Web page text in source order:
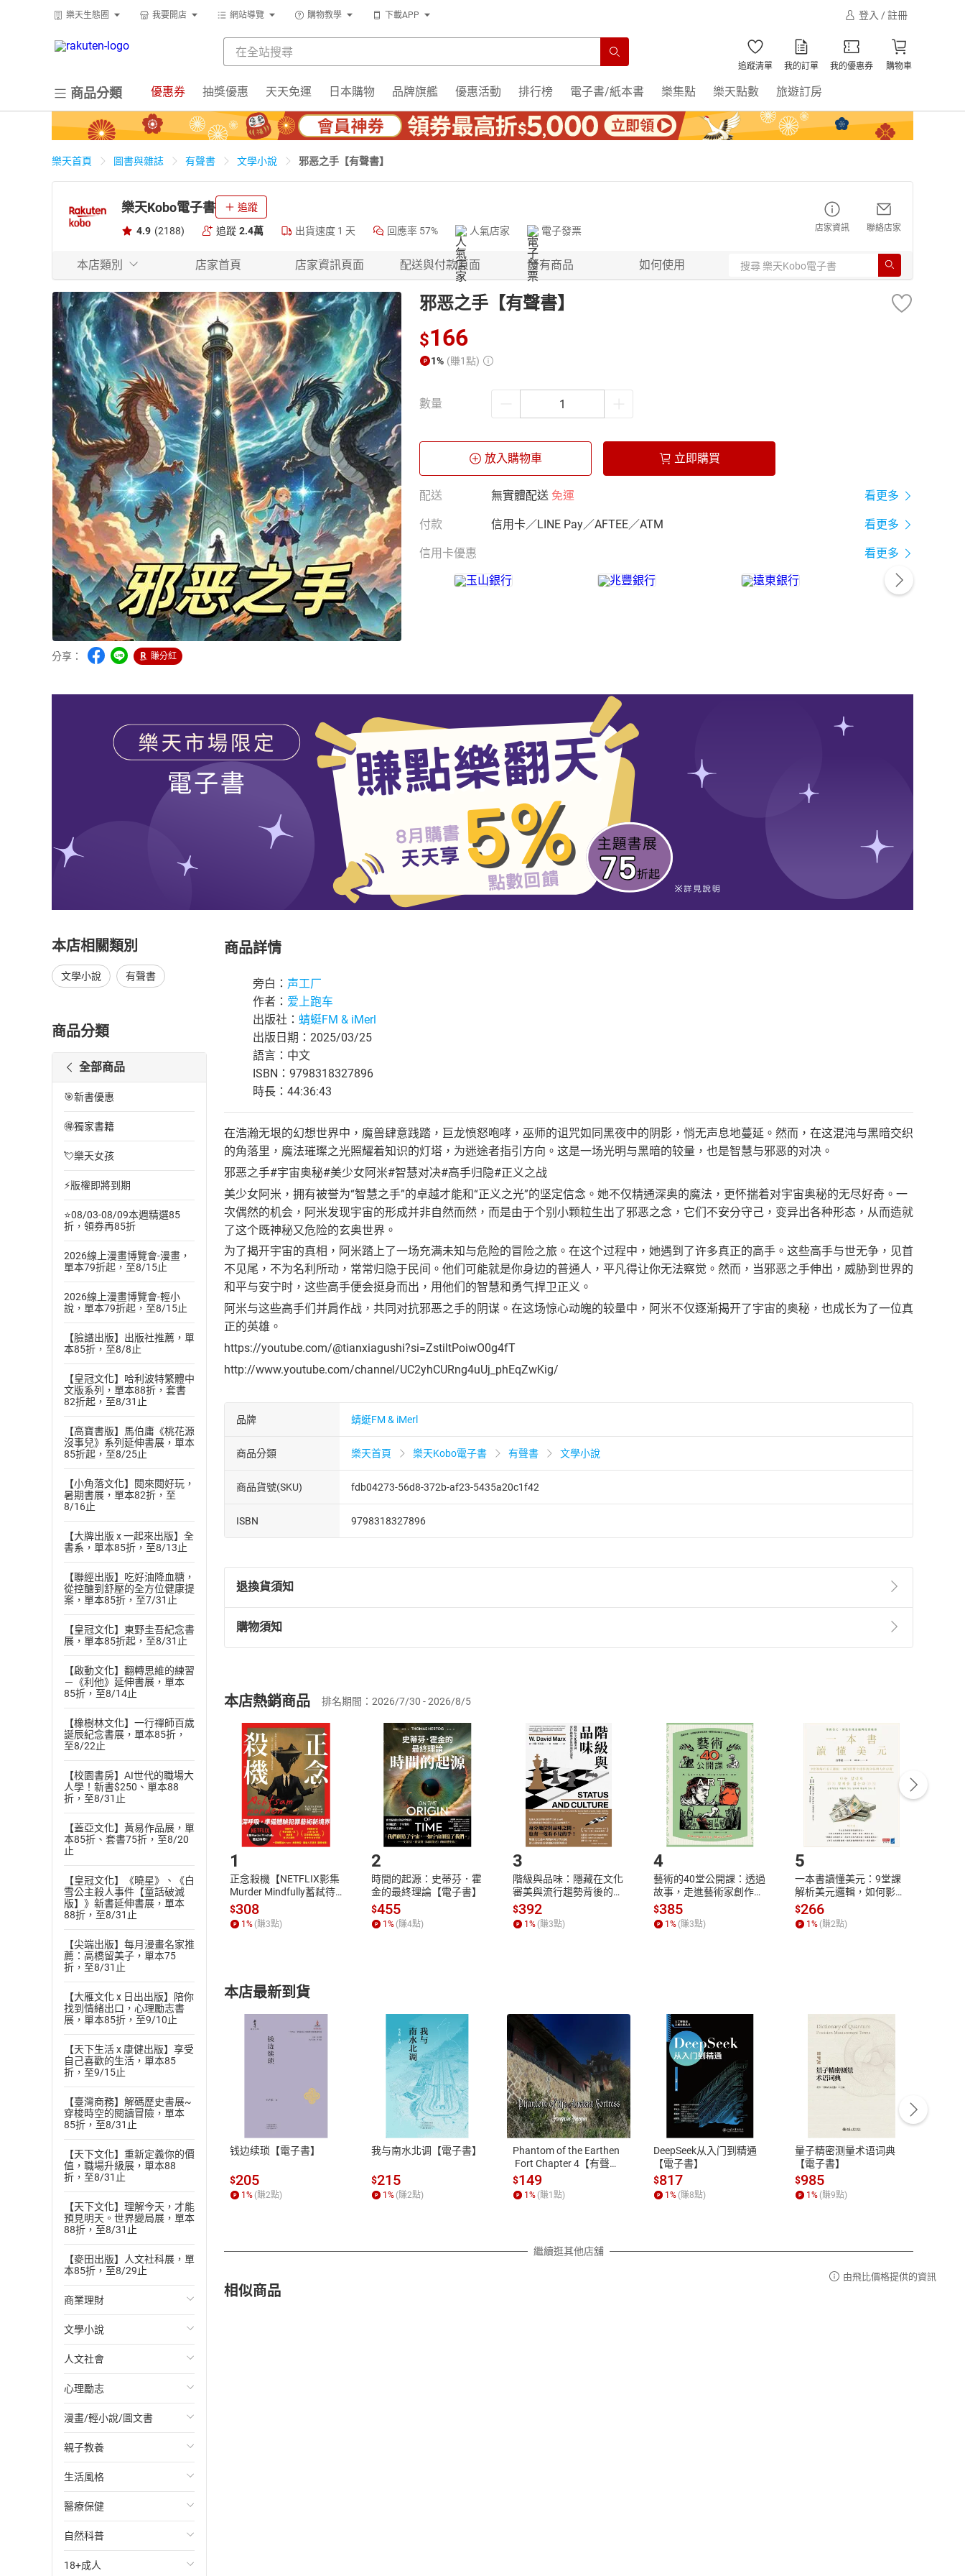
樂天生態圈 我要開店 網站導覽 購物教學 下載APP 登入 / 註冊
追蹤清單 我的訂單 我的優惠券 購物車
商品分類 優惠券 抽獎優惠 天天免運 日本購物 品牌旗艦 優惠活動 排行榜 電子書/紙本書 樂集點 樂天點數 旅遊訂房
樂天首頁 圖書與雜誌 有聲書 文學小說 邪恶之手【有聲書】
樂天Kobo電子書 追蹤
4.9 (2188) 追蹤 2.4萬 出貨速度 1 天 回應率 57% 人氣店家 電子發票 店家資訊 聯絡店家
本店類別 店家首頁 店家資訊頁面 配送與付款頁面 所有商品 如何使用
分享： 賺分紅
邪恶之手【有聲書】
$166
1% (賺1點)
數量
放入購物車 立即購買
配送 無實體配送 免運 看更多
付款 信用卡／LINE Pay／AFTEE／ATM 看更多
信用卡優惠 看更多
本店相關類別
文學小說 有聲書
商品分類
全部商品
🎯新書優惠
🉐獨家書籍
💘樂天女孩
⚡版權即將到期
⭐08/03-08/09本週精選85
折，領券再85折
2026線上漫畫博覽會-漫畫，
單本79折起，至8/15止
2026線上漫畫博覽會-輕小
說，單本79折起，至8/15止
【臉譜出版】出版社推薦，單
本85折，至8/8止
【皇冠文化】哈利波特繁體中
文版系列，單本88折，套書
82折起，至8/31止
【高寶書版】馬伯庸《桃花源
沒事兒》系列延伸書展，單本
85折起，至8/25止
【小角落文化】閱來閱好玩，
暑期書展，單本82折，至
8/16止
【大牌出版 x 一起來出版】全
書系，單本85折，至8/13止
【聯經出版】吃好油降血糖，
從控醣到舒壓的全方位健康提
案，單本85折，至7/31止
【皇冠文化】東野圭吾紀念書
展，單本85折起，至8/31止
【啟動文化】翻轉思維的練習
－《利他》延伸書展，單本
85折，至8/14止
【橡樹林文化】一行禪師百歲
誕辰紀念書展，單本85折，
至8/22止
【校園書房】AI世代的職場大
人學！新書$250、單本88
折，至8/31止
【蓋亞文化】黃易作品展，單
本85折、套書75折，至8/20
止
【皇冠文化】《曉星》、《白
雪公主殺人事件【童話破滅
版】》新書延伸書展，單本
88折，至8/31止
【尖端出版】每月漫畫名家推
薦：高橋留美子，單本75
折，至8/31止
【大雁文化 x 日出出版】陪你
找到情緒出口，心理勵志書
展，單本85折，至9/10止
【天下生活 x 康健出版】享受
自己喜歡的生活，單本85
折，至9/15止
【臺灣商務】解碼歷史書展~
穿梭時空的閱讀冒險，單本
85折，至8/31止
【天下文化】重新定義你的價
值，職場升級展，單本88
折，至8/31止
【天下文化】理解今天，才能
預見明天。世界變局展，單本
88折，至8/31止
【麥田出版】人文社科展，單
本85折，至8/29止
商業理財
投資理財
經濟/趨勢
財務/金融
管理/領導
職場工作術
成功法
行銷/廣告
傳記
商務/商學
文學小說
歐美文學
日本文學
韓國文學
華文文學
經典文學
成長/家庭生活小說
懸疑/推理小說
科幻/奇幻小說
人文社會
國際關係
政治
社會科學
台灣/中國歷史
日/韓歷史
其他歷史/史學
法律
心理勵志
心靈成長/情緒
人際關係
兩性關係
心理學
漫畫/輕小說/圖文書
輕小說
奇幻/科幻
愛情故事
職場/社會寫實
懸疑/推理
親子教養
教育現場
兒童文學/故事
兒童科普/學習
育兒百科
生活風格
飲食/食譜
健身/美顏
運動/遊戲
醫療保健
健康/養生
常見疾病
自然科普
生物科學
18+成人
商品詳情
旁白： 声工厂
作者： 爱上跑车
出版社： 蜻蜓FM & iMerl
出版日期：2025/03/25
語言：中文
ISBN：9798318327896
時長：44:36:43
在浩瀚无垠的幻想世界中，魔兽肆意践踏，巨龙愤怒咆哮，巫师的诅咒如同黑夜中的阴影，悄无声息地蔓延。然而，在这混沌与黑暗交织
的角落里，魔法璀璨之光照耀着知识的灯塔，为迷途者指引方向。这是一场光明与黑暗的较量，也是智慧与邪恶的对决。
邪恶之手#宇宙奥秘#美少女阿米#智慧对决#高手归隐#正义之战
美少女阿米，拥有被誉为“智慧之手”的卓越才能和“正义之光”的坚定信念。她不仅精通深奥的魔法，更怀揣着对宇宙奥秘的无尽好奇。一
次偶然的机会，阿米发现宇宙的形成并非自然而然，而是由于个别小颗粒生出了邪恶之念，它们不安分守己，变异出各种形态，从而造就
了这个既神秘又危险的玄奥世界。
为了揭开宇宙的真相，阿米踏上了一场充满未知与危险的冒险之旅。在这个过程中，她遇到了许多真正的高手。这些高手与世无争，见首
不见尾，不为名利所动，常常归隐于民间。他们可能就是你身边的普通人，平凡得让你无法察觉。然而，当邪恶之手伸出，威胁到世界的
和平与安宁时，这些高手便会挺身而出，用他们的智慧和勇气捍卫正义。
阿米与这些高手们并肩作战，共同对抗邪恶之手的阴谋。在这场惊心动魄的较量中，阿米不仅逐渐揭开了宇宙的奥秘，也成长为了一位真
正的英雄。
https://youtube.com/@tianxiagushi?si=ZstiltPoiwO0g4fT
http://www.youtube.com/channel/UC2yhCURng4uUj_phEqZwKig/
品牌 蜻蜓FM & iMerl
商品分類 樂天首頁 樂天Kobo電子書 有聲書 文學小說
商品貨號(SKU) fdb04273-56d8-372b-af23-5435a20c1f42
ISBN 9798318327896
退換貨須知
退換貨規定：
(一)依消費者保護法第19條第1項後段暨通訊交易解除權合理例外情事適用準則第2條第5款之規定，「非以有形媒介提供之數位
(二)消費者訂購本店鋪之商品即代表知悉本店鋪所銷售之商品為電子書，屬非以有形媒介提供之數位內容，消費者同意若訂購後
且已下載/存取電子書，不得請求退貨退款。
退貨方式：您欲取消訂單或辦理退貨時，請登入樂天市場，並於「我的訂單」中點選「瀏覽訂單明細」
「申請取消訂單/ 退
貨」，本店鋪將依您的申請進行審核，待審核通過後將為您辦理退款事宜。
請注意，樂天市場須以整筆訂單為單位進行取消/退貨，恕無法以單支商品取消/退貨。
購物須知
挑選商品
Choose
放入購物車
Shopping cart
登入帳號
Login
付款方式
Payment
完成訂單
Complete
購書後，如何開始使用？
Step1.選擇閱讀載具 Step2.登入帳號，下載書籍後看書
付款方式
ATM轉帳、信用卡、LINE PAY、AFTEE
退換貨規範
本店是否提供消費者保護法七日猶豫期
之權利，遽消費者保護法及通訊交易解
除權合理例外情事適用準則，依商品性
質各有不同規定。詳細退換貨說明請參
照各商品說明。
客服資訊
服務時間：週一到週五 10:00-12:00、
13:00-17:00 (國定假日及例假日休息)
客服電話：0080-1857077
本店熱銷商品 排名期間：2026/7/30 - 2026/8/5
1
正念殺機【NETFLIX影集
Murder Mindfully蓄弒待
發】【電子書】
$308
1% (賺3點)
2
時間的起源：史蒂芬．霍
金的最終理論【電子書】
$455
1% (賺4點)
3
階級與品味：隱藏在文化
審美與流行趨勢背後的地
位渴望【電子書】
$392
1% (賺3點)
4
藝術的40堂公開課：透過
故事，走進藝術家創作現
場，看藝術如何誕生、如
何形塑人類生活【電子
書】
$385
1% (賺3點)
5
一本書讀懂美元：9堂課
解析美元邏輯，如何影響
全球經濟和每個人的投資
【電子書】
$266
1% (賺2點)
本店最新到貨
钱边续琐【電子書】
$205
1 % (賺2點)
我与南水北调【電子書】
$215
1 % (賺2點)
Phantom of the Earthen
Fort Chapter 4【有聲
書】
$149
1 % (賺1 點)
DeepSeek从入门到精通
【電子書】
$817
1% (賺8點)
量子精密测量术语词典
【電子書】
$985
1% (賺9點)
繼續逛其他店舖
相似商品
由飛比價格提供的資訊